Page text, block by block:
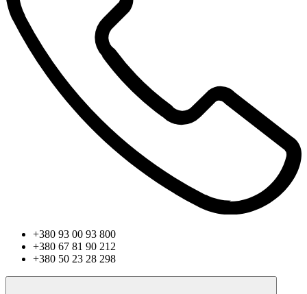
+380 93 00 93 800
+380 67 81 90 212
+380 50 23 28 298